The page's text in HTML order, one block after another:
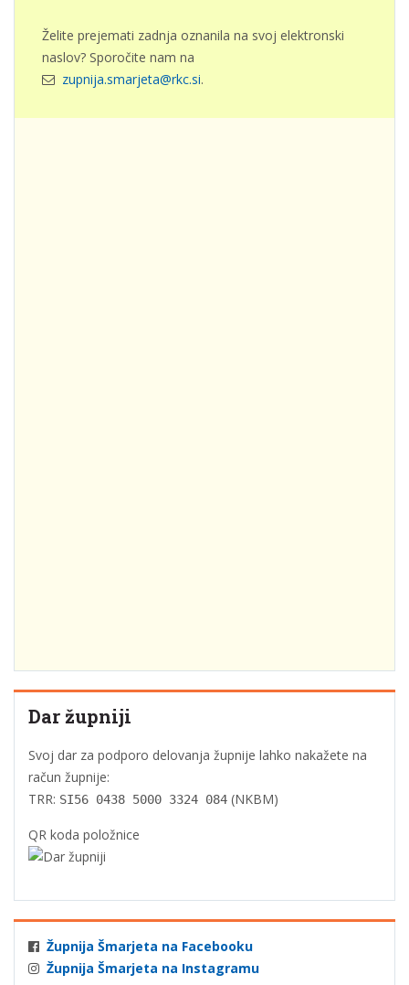
Želite prejemati zadnja oznanila na svoj elektronski
naslov? Sporočite nam na
zupnija.smarjeta@rkc.si.
Dar župniji
Svoj dar za podporo delovanja župnije lahko nakažete na
račun župnije:
TRR: SI56 0438 5000 3324 084 (NKBM)
QR koda položnice
Župnija Šmarjeta na Facebooku
Župnija Šmarjeta na Instagramu